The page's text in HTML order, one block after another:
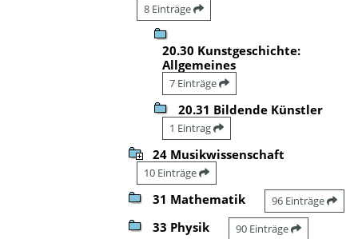
8 Einträge
20.30 Kunstgeschichte:
Allgemeines
7 Einträge
20.31 Bildende Künstler
1 Eintrag
24 Musikwissenschaft
10 Einträge
31 Mathematik 96 Einträge
33 Physik 90 Einträge